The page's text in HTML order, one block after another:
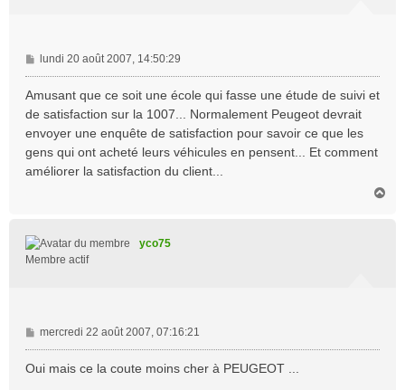
M
e
s
g
e
lundi 20 août 2007, 14:50:29
Amusant que ce soit une école qui fasse une étude de suivi et
de satisfaction sur la 1007... Normalement Peugeot devrait
envoyer une enquête de satisfaction pour savoir ce que les
gens qui ont acheté leurs véhicules en pensent... Et comment
améliorer la satisfaction du client...
yco75
Membre actif
M
e
s
mercredi 22 août 2007, 07:16:21
Oui mais ce la coute moins cher à PEUGEOT ...